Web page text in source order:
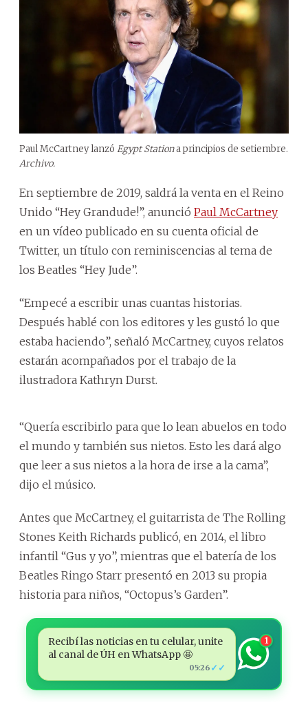
Paul McCartney lanzó Egypt Stationa principios de setiembre.
Archivo.
En septiembre de 2019, saldrá la venta en el Reino
Unido “Hey Grandude!”, anunció Paul McCartney
en un vídeo publicado en su cuenta oficial de
Twitter, un título con reminiscencias al tema de
los Beatles “Hey Jude”.
“Empecé a escribir unas cuantas historias.
Después hablé con los editores y les gustó lo que
estaba haciendo”, señaló McCartney, cuyos relatos
estarán acompañados por el trabajo de la
ilustradora Kathryn Durst.
“Quería escribirlo para que lo lean abuelos en todo
el mundo y también sus nietos. Esto les dará algo
que leer a sus nietos a la hora de irse a la cama”,
dijo el músico.
Antes que McCartney, el guitarrista de The Rolling
Stones Keith Richards publicó, en 2014, el libro
infantil “Gus y yo”, mientras que el batería de los
Beatles Ringo Starr presentó en 2013 su propia
historia para niños, “Octopus’s Garden”.
Recibí las noticias en tu celular, unite
al canal de ÚH en WhatsApp 🤩
05:26 ✓✓
1